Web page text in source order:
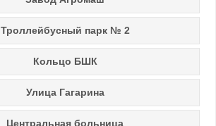
Троллейбусный парк № 2
Кольцо БШК
Улица Гагарина
Центральная больница